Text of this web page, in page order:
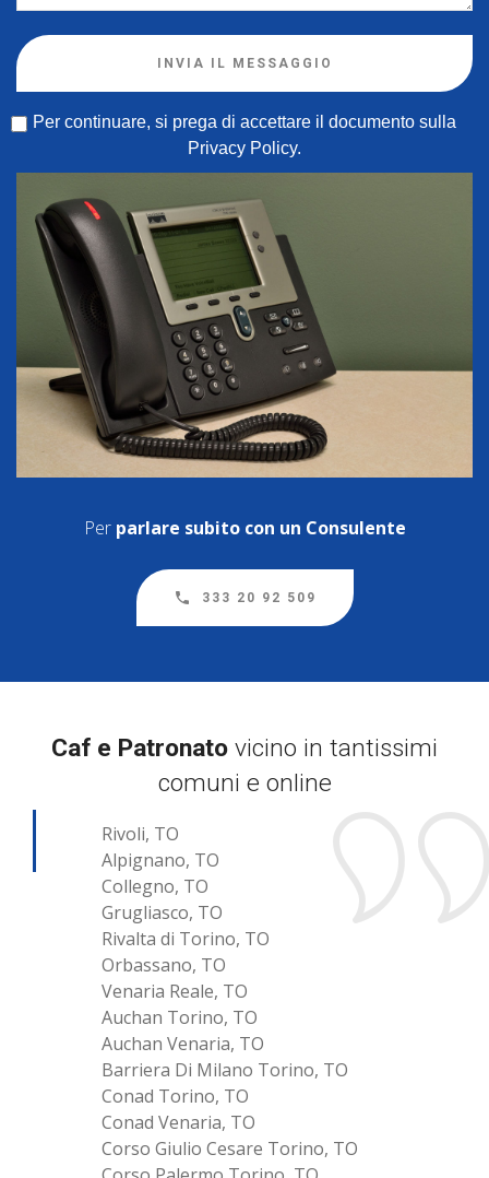
INVIA IL MESSAGGIO
Per continuare, si prega di accettare il documento sulla
Privacy Policy.
Per parlare subito con un Consulente
333 20 92 509
Caf e Patronato vicino in tantissimi
comuni e online
Rivoli, TO
Alpignano, TO
Collegno, TO
Grugliasco, TO
Rivalta di Torino, TO
Orbassano, TO
Venaria Reale, TO
Auchan Torino, TO
Auchan Venaria, TO
Barriera Di Milano Torino, TO
Conad Torino, TO
Conad Venaria, TO
Corso Giulio Cesare Torino, TO